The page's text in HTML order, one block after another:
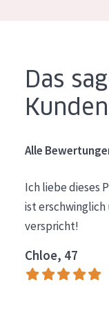
Reinigung
Essentials
Lift+
Expert
Empfindliche
Das
Kunden
Alle
Ich liebe dieses
ist erschwinglich
verspricht!
Chloe, 47